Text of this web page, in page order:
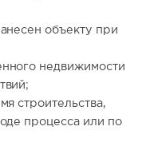
объекту при
недвижимости
строительства,
процесса или по